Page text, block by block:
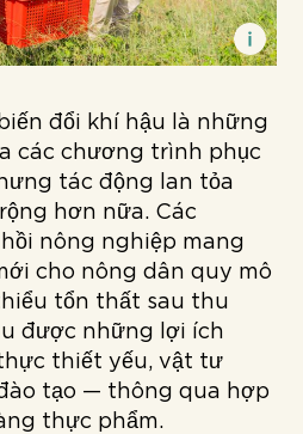
đổi khí hậu là những
các chương trình phục
tác động lan tỏa
hơn nữa. Các
nông nghiệp mang
cho nông dân quy mô
tổn thất sau thu
được những lợi ích
thiết yếu, vật tư
tạo — thông qua hợp
thực phẩm.